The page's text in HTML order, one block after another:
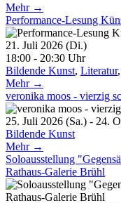
Mehr →
Performance-Lesung
21. Juli 2026 (Di.)
18:00 - 20:30 Uhr
Bildende Kunst, Literatur,
Mehr →
veronika moos - vierzig
25. Juli 2026 (Sa.) - 24.
Bildende Kunst
Mehr →
Soloausstellung
Rathaus-Galerie Brühl